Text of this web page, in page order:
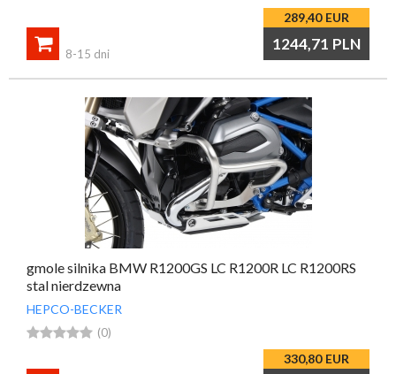
289,40 EUR
1244,71 PLN

8-15 dni
gmole silnika BMW R1200GS LC R1200R LC R1200RS
stal nierdzewna
HEPCO-BECKER
 (0)
330,80 EUR